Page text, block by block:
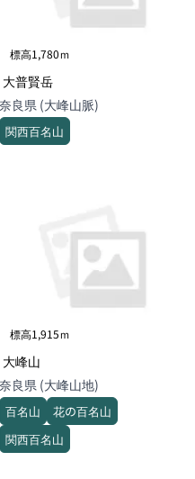
標高1,780ｍ
大普賢岳
奈良県 (大峰山脈)
関西百名山
標高1,915ｍ
大峰山
奈良県 (大峰山地)
百名山
花の百名山
関西百名山